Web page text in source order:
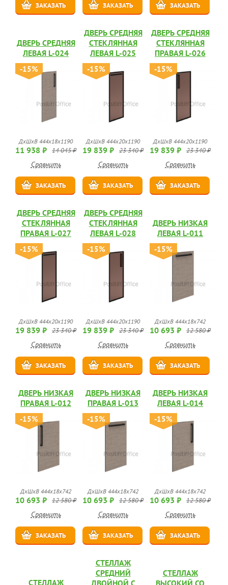
ЗАКАЗАТЬ ЗАКАЗАТЬ ЗАКАЗАТЬ
ДВЕРЬ СРЕДНЯЯ
ЛЕВАЯ L-024
-15%
ДхШхВ 444х18х1190
11 938 ₽ 14 045 ₽
Сравнить
ЗАКАЗАТЬ
ДВЕРЬ СРЕДНЯЯ
СТЕКЛЯННАЯ
ЛЕВАЯ L-025
-15%
ДхШхВ 444х20х1190
19 839 ₽ 23 340 ₽
Сравнить
ЗАКАЗАТЬ
ДВЕРЬ СРЕДНЯЯ
СТЕКЛЯННАЯ
ПРАВАЯ L-026
-15%
ДхШхВ 444х20х1190
19 839 ₽ 23 340 ₽
Сравнить
ЗАКАЗАТЬ
ДВЕРЬ СРЕДНЯЯ
СТЕКЛЯННАЯ
ПРАВАЯ L-027
-15%
ДхШхВ 444х20х1190
19 839 ₽ 23 340 ₽
Сравнить
ЗАКАЗАТЬ
ДВЕРЬ СРЕДНЯЯ
СТЕКЛЯННАЯ
ЛЕВАЯ L-028
-15%
ДхШхВ 444х20х1190
19 839 ₽ 23 340 ₽
Сравнить
ЗАКАЗАТЬ
ДВЕРЬ НИЗКАЯ
ЛЕВАЯ L-011
-15%
ДхШхВ 444х18х742
10 693 ₽ 12 580 ₽
Сравнить
ЗАКАЗАТЬ
ДВЕРЬ НИЗКАЯ
ПРАВАЯ L-012
-15%
ДхШхВ 444х18х742
10 693 ₽ 12 580 ₽
Сравнить
ЗАКАЗАТЬ
ДВЕРЬ НИЗКАЯ
ПРАВАЯ L-013
-15%
ДхШхВ 444х18х742
10 693 ₽ 12 580 ₽
Сравнить
ЗАКАЗАТЬ
ДВЕРЬ НИЗКАЯ
ЛЕВАЯ L-014
-15%
ДхШхВ 444х18х742
10 693 ₽ 12 580 ₽
Сравнить
ЗАКАЗАТЬ
СТЕЛЛАЖ
СТЕЛЛАЖ
СРЕДНИЙ
СТЕЛЛАЖ